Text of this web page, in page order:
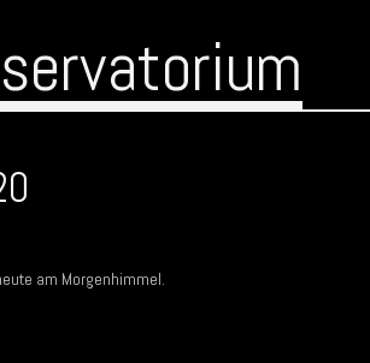
am Morgenhimmel.